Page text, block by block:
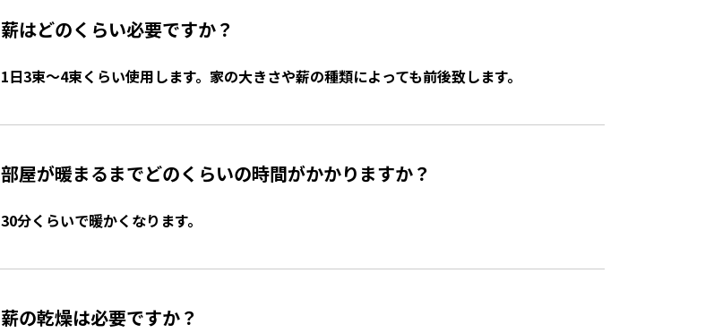
薪はどのくらい必要ですか？
1日3束～4束くらい使用します。家の大きさや薪の種類によっても前後致します。
部屋が暖まるまでどのくらいの時間がかかりますか？
30分くらいで暖かくなります。
薪の乾燥は必要ですか？